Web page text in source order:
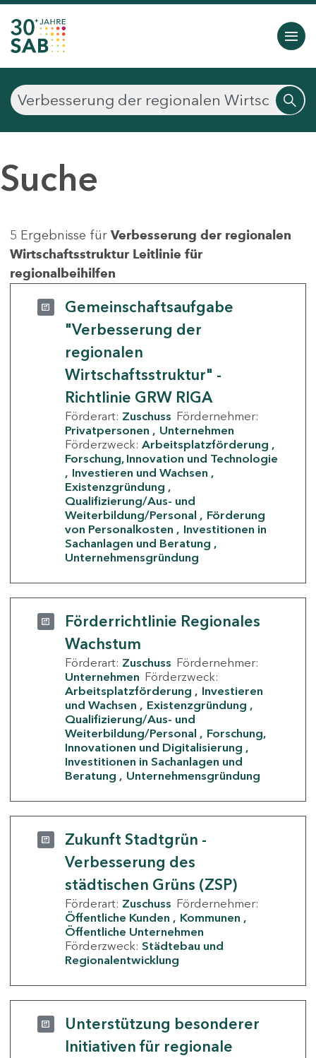
Suche
5 Ergebnisse für Verbesserung der regionalen
Wirtschaftsstruktur Leitlinie für
regionalbeihilfen
Gemeinschaftsaufgabe
"Verbesserung der
regionalen
Wirtschaftsstruktur" -
Richtlinie GRW RIGA
Förderart: Zuschuss Fördernehmer:
Privatpersonen
Unternehmen
Förderzweck: Arbeitsplatzförderung
Forschung, Innovation und Technologie
Investieren und Wachsen
Existenzgründung
Qualifizierung/Aus- und
Weiterbildung/Personal
Förderung
von Personalkosten
Investitionen in
Sachanlagen und Beratung
Unternehmensgründung
Förderrichtlinie Regionales
Wachstum
Förderart: Zuschuss Fördernehmer:
Unternehmen Förderzweck:
Arbeitsplatzförderung
Investieren
und Wachsen
Existenzgründung
Qualifizierung/Aus- und
Weiterbildung/Personal
Forschung,
Innovationen und Digitalisierung
Investitionen in Sachanlagen und
Beratung
Unternehmensgründung
Zukunft Stadtgrün -
Verbesserung des
städtischen Grüns (ZSP)
Förderart: Zuschuss Fördernehmer:
Öffentliche Kunden
Kommunen
Öffentliche Unternehmen
Förderzweck: Städtebau und
Regionalentwicklung
Unterstützung besonderer
Initiativen für regionale